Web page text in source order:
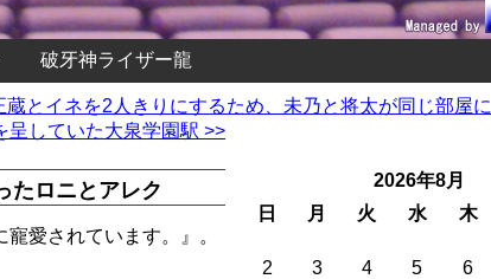
破牙神ライザー龍
とイネを2人きりにするため、未乃と将太が同じ部屋に
呈していた大泉学園駅 >>
たロニとアレク
愛されています。』。
2026年8月
日
月 火 水 木
2
3 4 5 6